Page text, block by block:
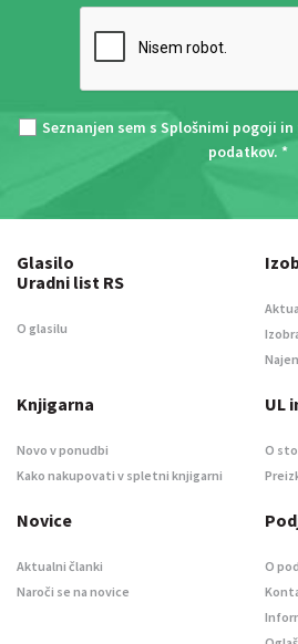
Seznanjen sem s Splošnimi pogoji in
podatkov. *
Glasilo
Uradni list RS
O glasilu
Knjigarna
Novo v ponudbi
Kako nakupovati v spletni knjigarni
UL
O
Novice
Aktualni članki
Naroči se na novice
O